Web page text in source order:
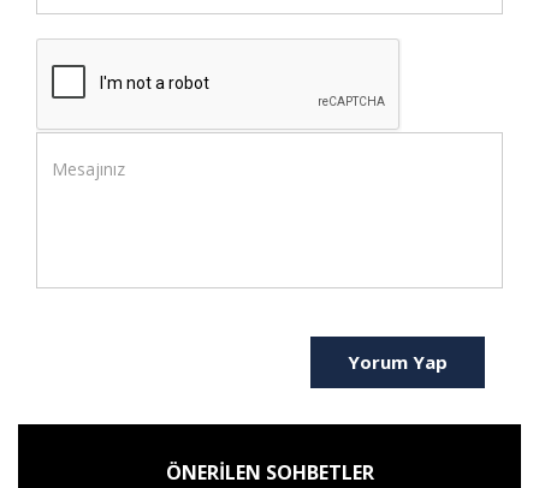
Yorum Yap
ÖNERİLEN SOHBETLER